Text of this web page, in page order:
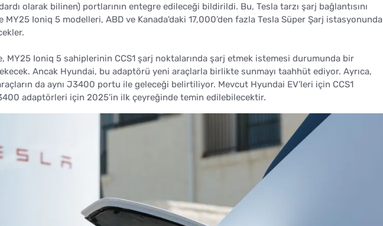
olarak bilinen) portlarının entegre edileceği bildirildi. Bu, Tesla tarzı şarj bağlantısını
MY25 Ioniq 5 modelleri, ABD ve Kanada'daki 17,000’den fazla Tesla Süper Şarj istasyonunda
MY25 Ioniq 5 sahiplerinin CCS1 şarj noktalarında şarj etmek istemesi durumunda bir
Ancak Hyundai, bu adaptörü yeni araçlarla birlikte sunmayı taahhüt ediyor. Ayrıca,
da aynı J3400 portu ile geleceği belirtiliyor. Mevcut Hyundai EV’leri için CCS1
adaptörleri için 2025'in ilk çeyreğinde temin edilebilecektir.